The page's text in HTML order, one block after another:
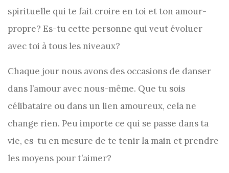
spirituelle qui te fait croire en toi et ton amour-
propre? Es-tu cette personne qui veut évoluer
avec toi à tous les niveaux?
Chaque jour nous avons des occasions de danser
dans l’amour avec nous-même. Que tu sois
célibataire ou dans un lien amoureux, cela ne
change rien. Peu importe ce qui se passe dans ta
vie, es-tu en mesure de te tenir la main et prendre
les moyens pour t’aimer?